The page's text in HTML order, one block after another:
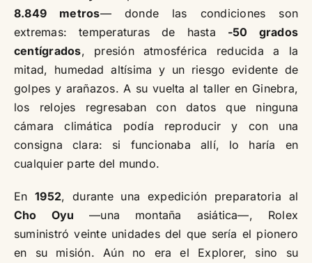
8.849 metros— donde las condiciones son
extremas: temperaturas de hasta -50 grados
centígrados, presión atmosférica reducida a la
mitad, humedad altísima y un riesgo evidente de
golpes y arañazos. A su vuelta al taller en Ginebra,
los relojes regresaban con datos que ninguna
cámara climática podía reproducir y con una
consigna clara: si funcionaba allí, lo haría en
cualquier parte del mundo.
En1952, durante una expedición preparatoria al
Cho Oyu —una montaña asiática—, Rolex
suministró veinte unidades del que sería el pionero
en su misión. Aún no era el Explorer, sino su